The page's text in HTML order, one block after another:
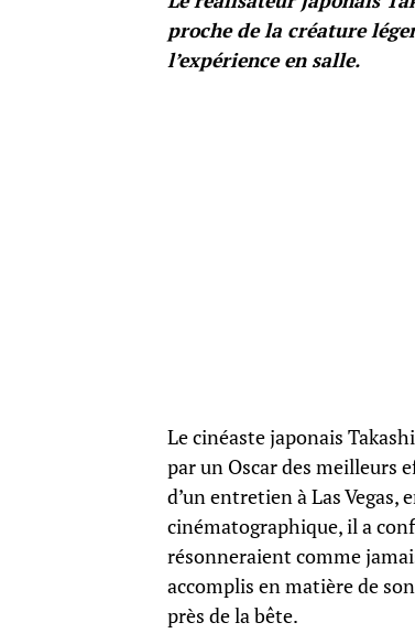
proche de la créature
l’expérience en salle.
Le cinéaste japonais
par un Oscar des meilleurs
d’un entretien à Las
cinématographique, il a
résonneraient comme
accomplis en matière de
près de la bête.